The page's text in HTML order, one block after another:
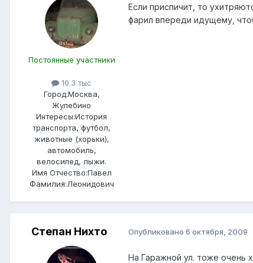
Постоянные участники
10.3 тыс
Город:Москва,
Жулебино
Интересы:История
транспорта, футбол,
животные (хорьки),
автомобиль,
велосипед, лыжи.
Имя Отчество:Павел
Фамилия:Леонидович
Если приспичит, то
фарил впереди идущему,
Степан Нихто Опубликовано 6 октября, 2009
На Гаражной ул. тоже очень